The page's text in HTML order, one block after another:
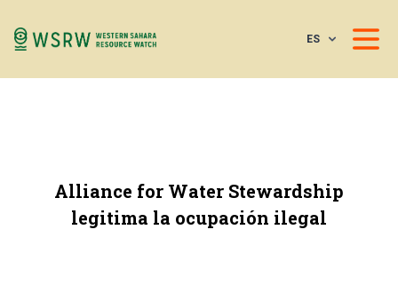
ES
Alliance for Water Stewardship
legitima la ocupación ilegal